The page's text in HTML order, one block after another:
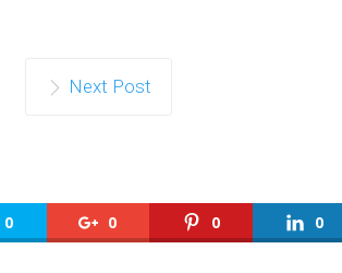
Next Post
0 0 0 0